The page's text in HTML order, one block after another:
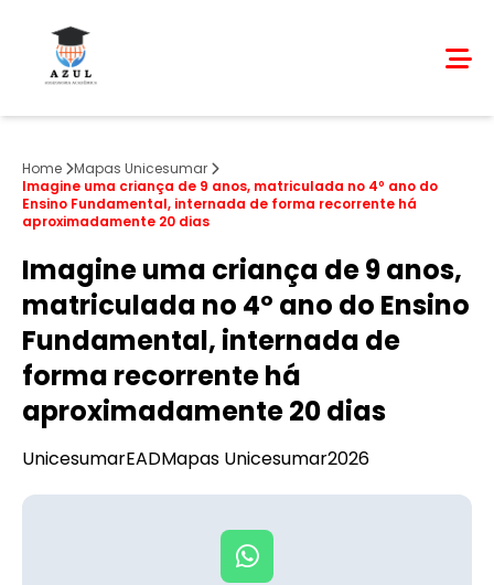
Home
Mapas Unicesumar
Imagine uma criança de 9 anos, matriculada no 4º ano do
Ensino Fundamental, internada de forma recorrente há
aproximadamente 20 dias
Imagine uma criança de 9 anos,
matriculada no 4º ano do Ensino
Fundamental, internada de
forma recorrente há
aproximadamente 20 dias
UnicesumarEADMapas Unicesumar2026